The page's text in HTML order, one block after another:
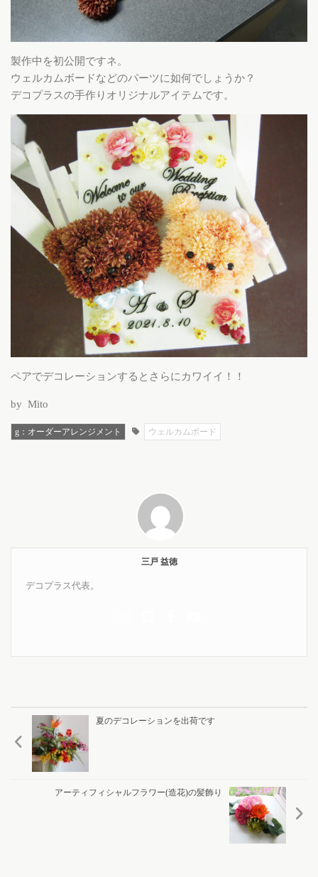
製作中を初公開ですネ。
ウェルカムボードなどのパーツに如何でしょうか？
デコプラスの手作りオリジナルアイテムです。
ペアでデコレーションするとさらにカワイイ！！
by Mito
g：オーダーアレンジメント ウェルカムボード
三戸 益徳
デコプラス代表。
夏のデコレーションを出荷です
アーティフィシャルフラワー(造花)の髪飾り